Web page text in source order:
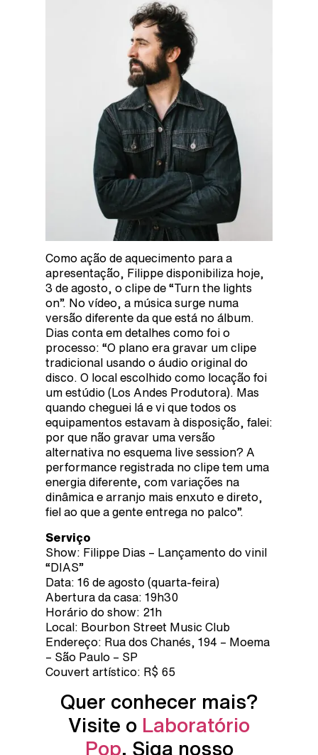
Como ação de aquecimento para a
apresentação, Filippe disponibiliza hoje,
3 de agosto, o clipe de “Turn the lights
on”. No vídeo, a música surge numa
versão diferente da que está no álbum.
Dias conta em detalhes como foi o
processo: “O plano era gravar um clipe
tradicional usando o áudio original do
disco. O local escolhido como locação foi
um estúdio (Los Andes Produtora). Mas
quando cheguei lá e vi que todos os
equipamentos estavam à disposição, falei:
por que não gravar uma versão
alternativa no esquema live session? A
performance registrada no clipe tem uma
energia diferente, com variações na
dinâmica e arranjo mais enxuto e direto,
fiel ao que a gente entrega no palco”.
Serviço
Show: Filippe Dias – Lançamento do vinil
“DIAS”
Data: 16 de agosto (quarta-feira)
Abertura da casa: 19h30
Horário do show: 21h
Local: Bourbon Street Music Club
Endereço: Rua dos Chanés, 194 – Moema
– São Paulo – SP
Couvert artístico: R$ 65
Quer conhecer mais?
Visite o Laboratório
Pop. Siga nosso